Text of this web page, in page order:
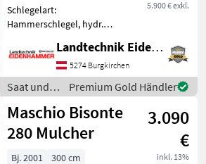
anzeigen
5.900 € exkl.
Schlegelart:
Hammerschlegel, hydr.
Hammerschlägel -
Strassenbeleuchtung -
Front- und Heckanbau -
hydraulischer
Seitenverschub - Arbeitsbre
Landtechnik Eidenhammer GmbH
5274 Burgkirchen
Saat und
Pflege /
Maschio
Premium Gold Händler
Maschio Bisonte
280 Mulcher
3.090
€
inkl. 13%
Bj. 2001
300 cm